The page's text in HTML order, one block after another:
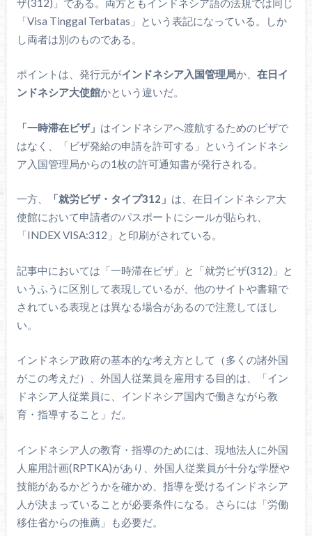
「Visa Tinggal Terbatas」という表記になっている。しか
し両者は別のものである。
ポイントは、発行元がインドネシア入国管理局か、 在日イ
ンドネシア大使館かという違いだ。
「一時滞在ビザ」 はインドネシアへ渡航するためのビザで
はなく、「ビザ発給の申請を許可する」というインドネシ
ア入国管理局からの1枚の許可通知書が発行される。
一方、 「就労ビザ・タイプ312」 は、在日インドネシア大
使館において申請者のパスポートにシールが貼られ、
「INDEX VISA:312」と印刷がされている。
記事中においては「一時滞在ビザ」と「就労ビザ(312)」と
いうふうに区別して表現しているが、他のサイトや書籍で
されている表現とは異なる場合があるので注意してほし
い。
インドネシア政府の基本的な考え方として（多くの諸外国
がこの考えだ）、外国人従業員を雇用する目的は、「イン
ドネシア人従業員に、インドネシア国内で働きながら教
育・指導すること」だ。
インドネシア人の教育・指導のためには、現地法人に外国
人雇用計画(RPTKA)があり、外国人従業員が十分な学歴や
技能があるかどうかを確かめ、指導を受けるインドネシア
人が決まっていることが必要条件になる。さらには「労働
移住省からの推薦」も必要だ。